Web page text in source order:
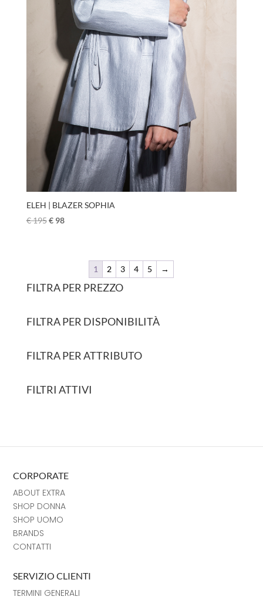
ELEH | BLAZER SOPHIA
€195€98
1 2 3 4 5 →
FILTRA PER PREZZO
FILTRA PER DISPONIBILITÀ
FILTRA PER ATTRIBUTO
FILTRI ATTIVI
CORPORATE
ABOUT EXTRA
SHOP DONNA
SHOP UOMO
BRANDS
CONTATTI
SERVIZIO CLIENTI
TERMINI GENERALI